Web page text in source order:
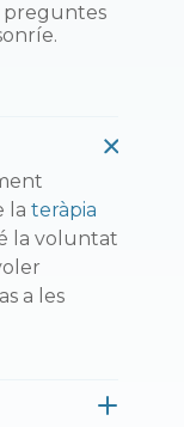
preguntes
la teràpia
la voluntat
a les